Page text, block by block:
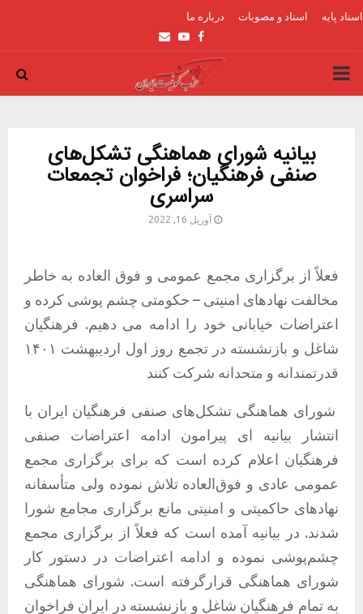
اسناد پایه اسناد و مصوبات درباره ما
Facebook
Youtube
Email
PRIMARY
بیانیه شورای هماهنگی تشکل‌های
صنفی فرهنگیان؛ فراخوان تجمعات
سراسری
آوریل 16, 2022
فعلاً از برگزاری مجمع عمومی و فوق العاده به خاطر
مخالفت نهادهای امنیتی – حکومتی چشم پوشی کرده و
اعتراضات خیابانی خود را ادامه می دهیم. فرهنگیان
شاغل و بازنشسته در تجمع روز اول اردیبهشت ۱۴۰۱
قدرتمندانه و متحدانه شرکت کنند
شورای هماهنگی تشکل‌های صنفی فرهنگیان ایران با
انتشار بیانیه ای پیرامون ادامه اعتراضات صنفی
فرهنگیان اعلام کرده است که برای برگزاری مجمع
عمومی عادی و فوق‌العاده تلاش نموده ولی متأسفانه
نهادهای حاکمیتی و امنیتی مانع برگزاری مجامع شورا
شدند. در بیانیه آمده است که فعلاً از برگزاری مجمع
چشم‌پوشی نموده و ادامه اعتراضات در دستور کار
شورای هماهنگی قرارگرفته است. شورای هماهنگی
به تمام فرهنگیان شاغل و بازنشسته در ایران فراخوان